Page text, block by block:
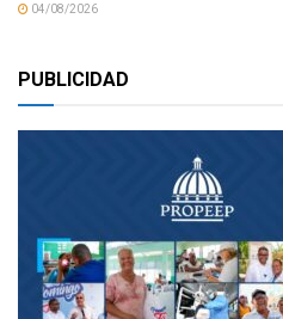
04/08/2026
PUBLICIDAD